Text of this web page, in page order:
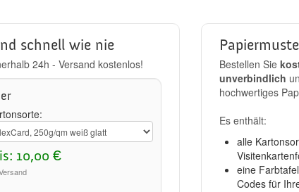
schnell wie nie
24h - Versand kostenlos!
10,00 €
Bestellen Sie
unverbindlich
hochwertiges
Es enthält:
alle
eine
Codes für